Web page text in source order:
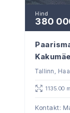
Hind
380
Tallinn,
1135.00 m
Kontakt: